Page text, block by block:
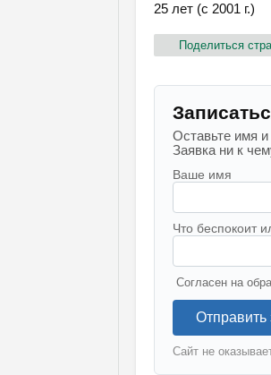
25 лет (с 2001 г.)
Поделиться
Оставьте имя
Заявка ни к
Ваше имя
Что беспокоит
Согласен на
Отправить
Сайт не